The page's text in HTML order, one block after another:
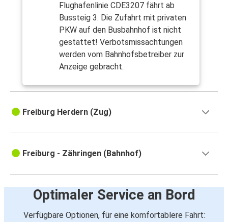
Flughafenlinie CDE3207 fährt ab
Bussteig 3. Die Zufahrt mit privaten
PKW auf den Busbahnhof ist nicht
gestattet! Verbotsmissachtungen
werden vom Bahnhofsbetreiber zur
Anzeige gebracht.
Freiburg Herdern (Zug)
Freiburg - Zähringen (Bahnhof)
Optimaler Service an Bord
Verfügbare Optionen, für eine komfortablere Fahrt: